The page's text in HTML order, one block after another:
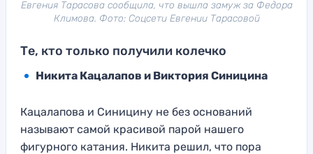
Евгения Тарасова сообщила, что вышла замуж за Федора
Климова. Фото: Соцсети Евгении Тарасовой
Те, кто только получили колечко
Никита Кацалапов и Виктория Синицина
Кацалапова и Синицину не без оснований
называют самой красивой парой нашего
фигурного катания. Никита решил, что пора